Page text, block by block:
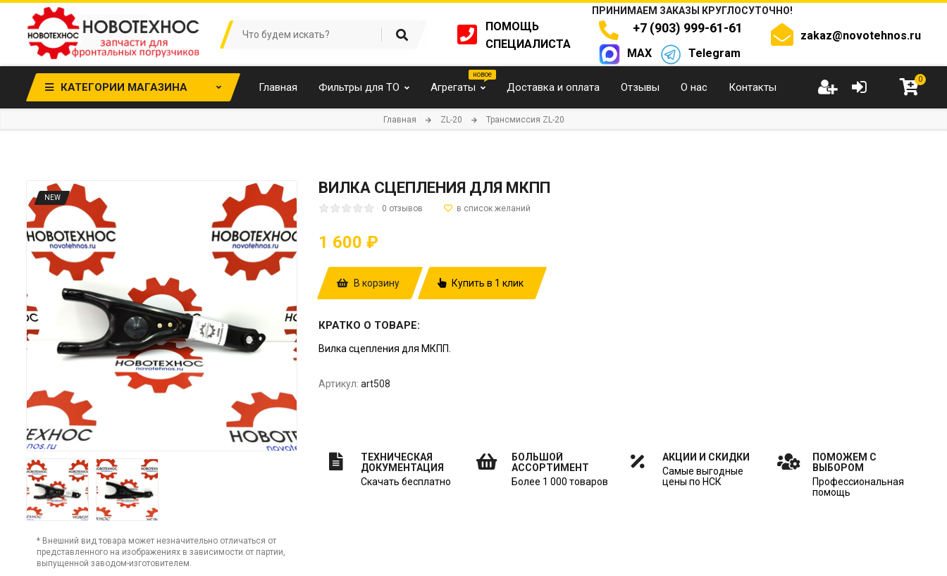
ПОМОЩЬ
СПЕЦИАЛИСТА
ПРИНИМАЕМ ЗАКАЗЫ КРУГЛОСУТОЧНО!
+7 (903) 999-61-61
MAX Telegram
zakaz@novotehnos.ru
КАТЕГОРИИ МАГАЗИНА Главная Фильтры для ТО Агрегаты Доставка и оплата Отзывы О нас Контакты
0
Главная ZL-20 Трансмиссия ZL-20
NEW
* Внешний вид товара может незначительно отличаться от
представленного на изображениях в зависимости от партии,
выпущенной заводом-изготовителем.
ВИЛКА СЦЕПЛЕНИЯ ДЛЯ МКПП
0 отзывов
1 600 ₽
В корзину Купить в 1 клик
КРАТКО О ТОВАРЕ:
Вилка сцепления для МКПП.
Артикул: art508
ТЕХНИЧЕСКАЯ
ДОКУМЕНТАЦИЯ
Скачать бесплатно
БОЛЬШОЙ
АССОРТИМЕНТ
Более 1 000 товаров
АКЦИИ И СКИДКИ
Самые выгодные
цены по НСК
ПОМОЖЕМ С
ВЫБОРОМ
Профессиональная
помощь